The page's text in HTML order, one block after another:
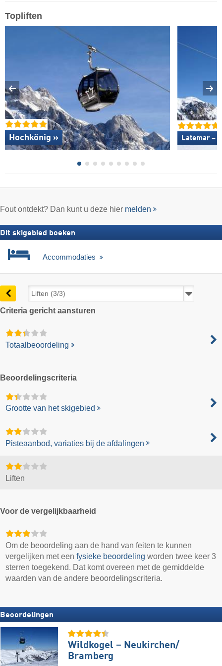
Topliften
Hochkönig » Latemar –
Fout ontdekt? Dan kunt u deze hier melden
Dit skigebied boeken
Accommodaties
Criteria gericht aansturen
Totaalbeoordeling
Beoordelingscriteria
Grootte van het skigebied
Pisteaanbod, variaties bij de afdalingen
Liften
Voor de vergelijkbaarheid
Om de beoordeling aan de hand van feiten te kunnen
vergelijken met eenfysieke beoordeling worden twee keer 3
sterren toegekend. Dat komt overeen met de gemiddelde
waarden van de andere beoordelingscriteria.
Beoordelingen
Wildkogel – Neukirchen/​
Bramberg